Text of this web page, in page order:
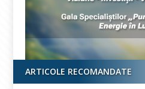
ARTICOLE RECOMANDATE